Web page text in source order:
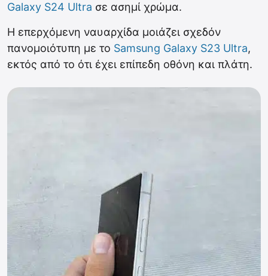
Galaxy S24 Ultra σε ασημί χρώμα.
Η επερχόμενη ναυαρχίδα μοιάζει σχεδόν
πανομοιότυπη με το Samsung Galaxy S23 Ultra,
εκτός από το ότι έχει επίπεδη οθόνη και πλάτη.